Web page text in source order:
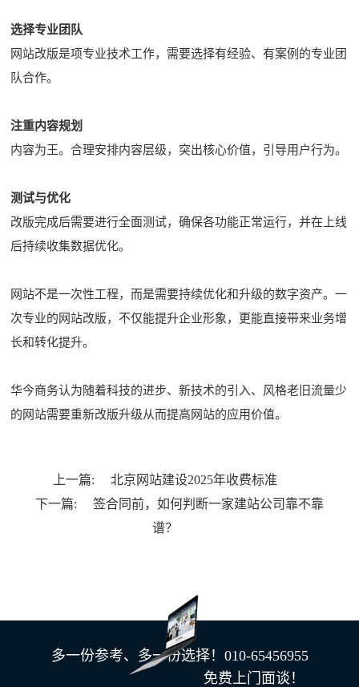
选择专业团队
网站改版是项专业技术工作，需要选择有经验、有案例的专业团
队合作。
注重内容规划
内容为王。合理安排内容层级，突出核心价值，引导用户行为。
测试与优化
改版完成后需要进行全面测试，确保各功能正常运行，并在上线
后持续收集数据优化。
网站不是一次性工程，而是需要持续优化和升级的数字资产。一
次专业的网站改版，不仅能提升企业形象，更能直接带来业务增
长和转化提升。
华今商务认为随着科技的进步、新技术的引入、风格老旧流量少
的网站需要重新改版升级从而提高网站的应用价值。
上一篇:
北京网站建设2025年收费标准
下一篇:
签合同前，如何判断一家建站公司靠不靠
谱？
多一份参考、多一份选择！010-65456955
免费上门面谈！